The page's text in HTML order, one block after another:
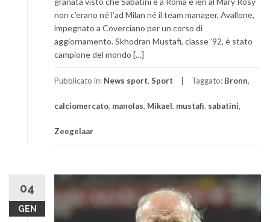
non c’erano né l’ad Milan né il team manager, Avallone,
impegnato a Coverciano per un corso di
aggiornamento. Skhodran Mustafi, classe ’92, è stato
campione del mondo […]
Pubblicato in: News sport, Sport Taggato: Bronn,
calciomercato, manolas, Mikael, mustafi, sabatini,
Zeegelaar
04
GEN